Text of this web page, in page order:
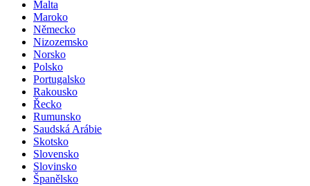
Malta
Maroko
Německo
Nizozemsko
Norsko
Polsko
Portugalsko
Rakousko
Řecko
Rumunsko
Saudská Arábie
Skotsko
Slovensko
Slovinsko
Španělsko